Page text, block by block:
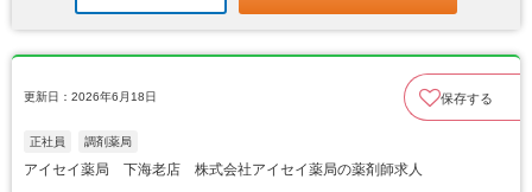
更新日：2026年6月18日 保存する
正社員 調剤薬局
アイセイ薬局 下海老店 株式会社アイセイ薬局の薬剤師求人